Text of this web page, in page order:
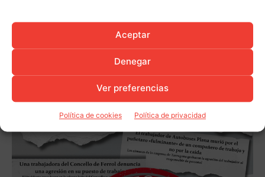
Aceptar
Denegar
Ver preferencias
Política de cookies Política de privacidad